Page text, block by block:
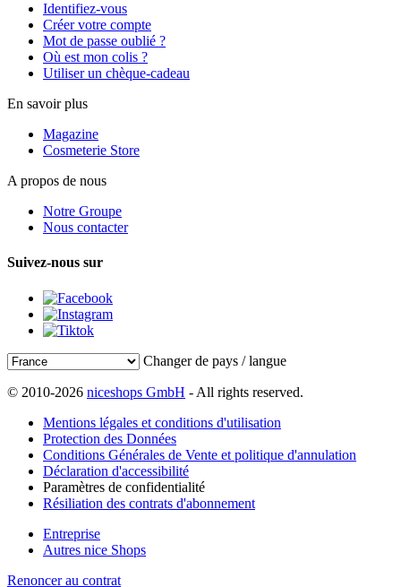
Identifiez-vous
Créer votre compte
Mot de passe oublié ?
Où est mon colis ?
Utiliser un chèque-cadeau
En savoir plus
Magazine
Cosmeterie Store
A propos de nous
Notre Groupe
Nous contacter
Suivez-nous sur
Changer de pays / langue
© 2010-2026 niceshops GmbH - All rights reserved.
Mentions légales et conditions d'utilisation
Protection des Données
Conditions Générales de Vente et politique d'annulation
Déclaration d'accessibilité
Paramètres de confidentialité
Résiliation des contrats d'abonnement
Entreprise
Autres nice Shops
Renoncer au contrat